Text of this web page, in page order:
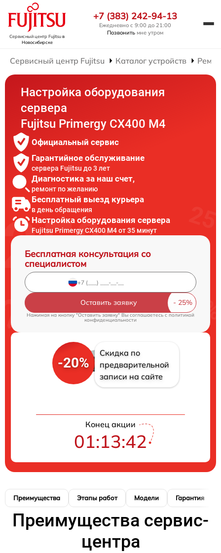
Сервисный центр Fujitsuв
Новосибирске
+7 (383) 242-94-13
Ежедневно с 9:00 до 21:00
Позвонить мне утром
Сервисный центр Fujitsu Каталог устройств
Настройка оборудования
сервера
Fujitsu Primergy CX400 M4
Официальный сервис
Гарантийное обслуживание
сервера Fujitsu до 3 лет
Диагностика за наш счет,
ремонт по желанию
Бесплатный выезд курьера
в день обращения
Настройка оборудования сервера
Fujitsu Primergy CX400 M4 от 35 минут
Бесплатная консультация со
специалистом
Оставить заявку
Нажимая на кнопку "Оставить заявку" Вы соглашаетесь cполитикой
конфиденциальности
-20%
Скидка по
предварительной
записи на сайте
Конец акции
01:13:42
Преимущества Этапы работ Модели Гарантия
Преимущества сервис-
центра